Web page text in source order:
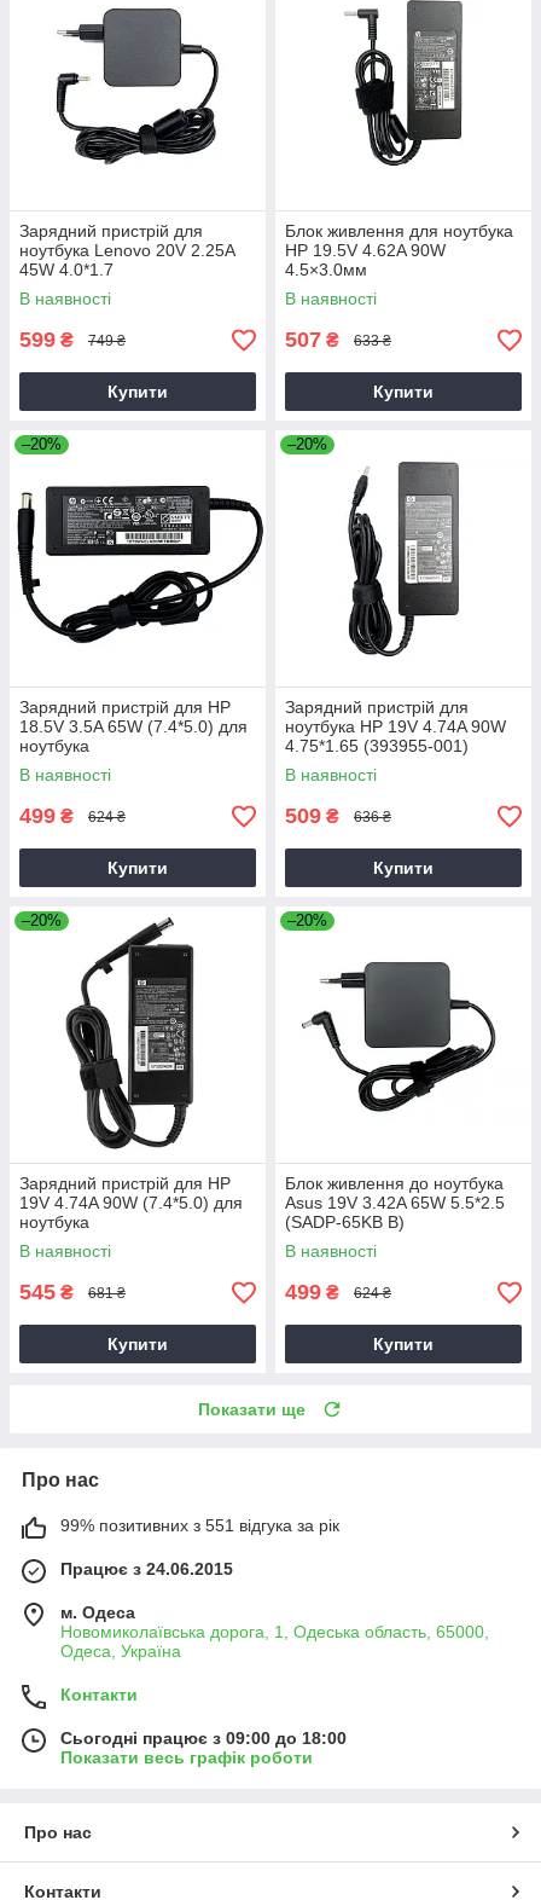
Зарядний пристрій для
ноутбука Lenovo 20V 2.25A
45W 4.0*1.7
В наявності
599 ₴ 749 ₴
Купити
Блок живлення для ноутбука
HP 19.5V 4.62A 90W
4.5×3.0мм
В наявності
507 ₴ 633 ₴
Купити
–20%
Зарядний пристрій для HP
18.5V 3.5A 65W (7.4*5.0) для
ноутбука
В наявності
499 ₴ 624 ₴
Купити
–20%
Зарядний пристрій для
ноутбука HP 19V 4.74A 90W
4.75*1.65 (393955-001)
В наявності
509 ₴ 636 ₴
Купити
–20%
Зарядний пристрій для HP
19V 4.74A 90W (7.4*5.0) для
ноутбука
В наявності
545 ₴ 681 ₴
Купити
–20%
Блок живлення до ноутбука
Asus 19V 3.42A 65W 5.5*2.5
(SADP-65KB B)
В наявності
499 ₴ 624 ₴
Купити
Показати ще
Про нас
99% позитивних з 551 відгука за рік
Працює з 24.06.2015
м. Одеса
Новомиколаївська дорога, 1, Одеська область, 65000,
Одеса, Україна
Контакти
Сьогодні працює з 09:00 до 18:00
Показати весь графік роботи
Про нас
Контакти